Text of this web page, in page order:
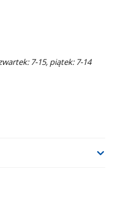
7-15, piątek: 7-14